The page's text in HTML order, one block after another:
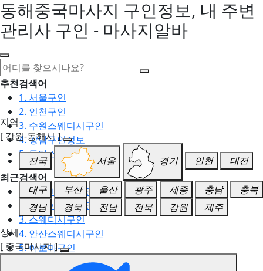
동해중국마사지 구인정보, 내 주변
관리사 구인 - 마사지알바
추천검색어
1. 서울구인
2. 인천구인
3. 수원스웨디시구인
4. 강남구인정보
5. 동탄스웨디시구인
최근검색어
1. 일산마사지구인
2. 성남아로마구인
3. 스웨디시구인
4. 안산스웨디시구인
5. 아로마구인
지역
[ 강원-동해시 ]
전국
서울 경기 인천 대전
대구 부산 울산 광주 세종 충남
충북
경남
경북 전남 전북 강원
제주
상세
[ 중국마사지 ]